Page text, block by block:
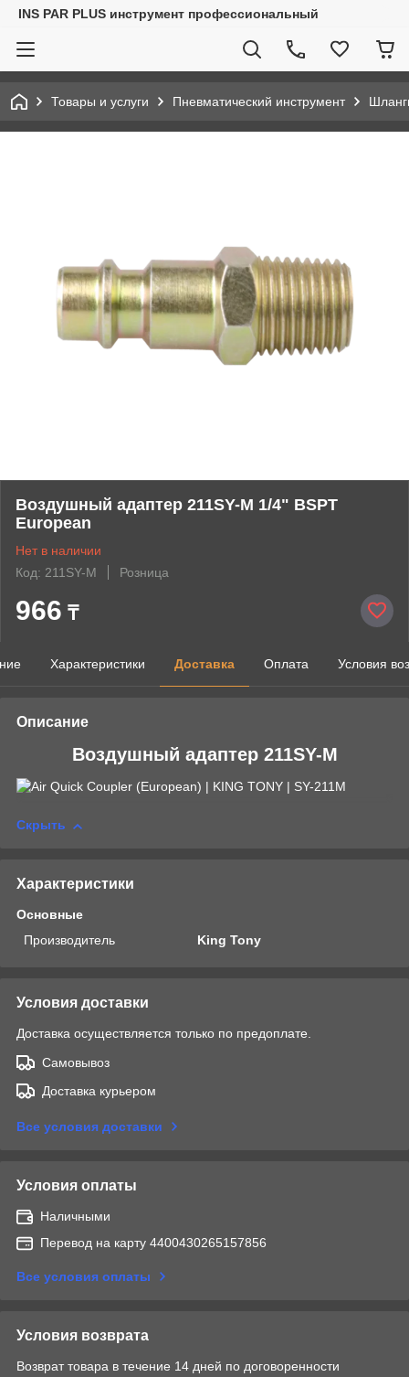
INS PAR PLUS инструмент профессиональный
Товары и услуги Пневматический инструмент
Воздушный адаптер 211SY-M 1/4" BSPT
European
Нет в наличии
Код: 211SY-M
Розница
966 ₸
Характеристики Доставка Оплата Условия
Описание
Воздушный адаптер 211SY-M
Скрыть
Характеристики
Основные
Производитель
King Tony
Условия доставки
Доставка осуществляется только по предоплате.
Самовывоз
Доставка курьером
Все условия доставки
Условия оплаты
Наличными
Перевод на карту 4400430265157856
Все условия оплаты
Условия возврата
Возврат товара в течение 14 дней по договоренности